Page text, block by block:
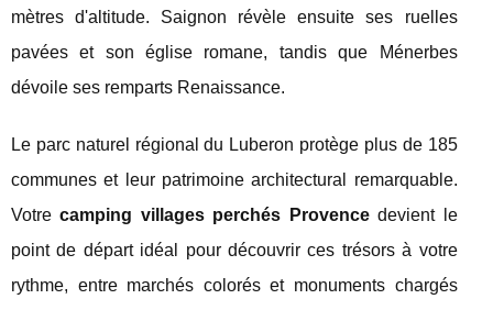
mètres d'altitude. Saignon révèle ensuite ses ruelles
pavées et son église romane, tandis que Ménerbes
dévoile ses remparts Renaissance.
Le parc naturel régional du Luberon protège plus de 185
communes et leur patrimoine architectural remarquable.
Votrecamping villages perchés Provencedevient le
point de départ idéal pour découvrir ces trésors à votre
rythme, entre marchés colorés et monuments chargés